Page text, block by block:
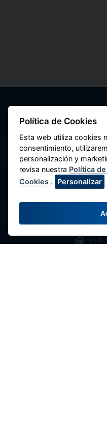
Federação
Poupança e
Av. Máximo Abril
Lima
(51-
Política de Cookies
Esta web utiliza cookies
consentimiento,
personalización y
revisa nuestra Política
Cookies . Personalizar